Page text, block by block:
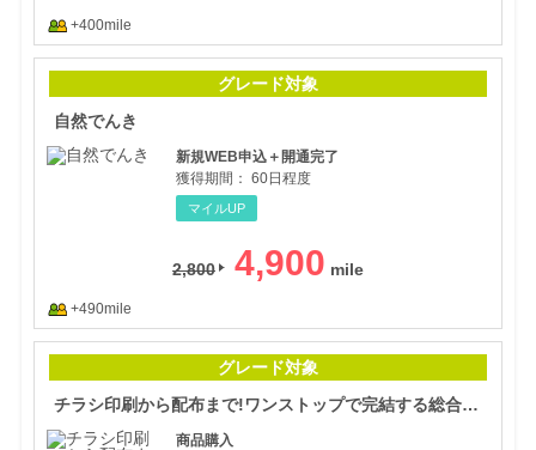
+400mile
グレード対象
自然でんき
新規WEB申込＋開通完了
獲得期間： 60日程度
マイルUP
2,800 4,900
+490mile
グレード対象
チラシ印刷から配布まで!ワンストップで完結する総合印刷サービス。ネット印刷なら【スプリント】
商品購入